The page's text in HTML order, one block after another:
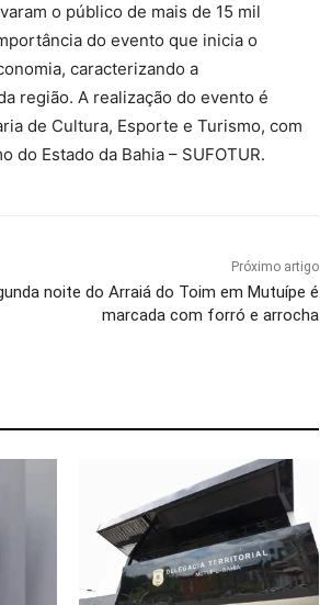
o público de mais de 15 mil
do evento que inicia o
caracterizando a
região. A realização do evento é
de Cultura, Esporte e Turismo, com
do Estado da Bahia – SUFOTUR.
Próximo artigo
noite do Arraiá do Toim em Mutuípe é
marcada com forró e arrocha